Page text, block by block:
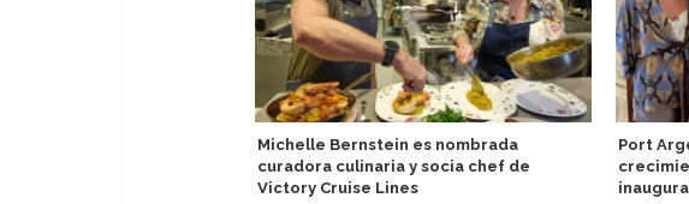
Michelle Bernstein es nombrada
curadora culinaria y socia chef de
Victory Cruise Lines
Port